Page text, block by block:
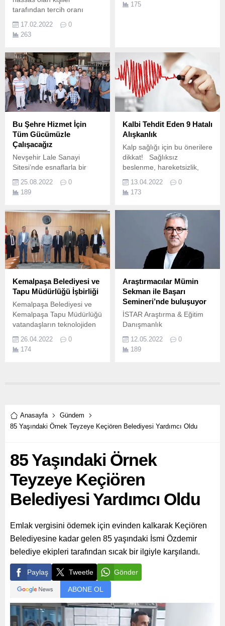
tarafından tercih oranı
17.02.2022
0
263
175
Bu Şehre Hizmet İçin
Tüm Gücümüzle
Çalışacağız
Nevşehir Lale Sanayi
Sitesi’nde esnaflarla bir
Başkanı Dr.
25.08.2022
0
189
Kalbi Tehdit Eden 9 Hatalı
Alışkanlık
Kalp sağlığı için bu önerilere
dikkat! Sağlıksız
beslenme, hareketsizlik,
bakmaksızın yaygınlaşan ve
ölüm nedenleri arasında ilk
damar hastalıklarının
yaşam tarzı ile doğrudan
ilişkili olduğunu biliyor
muydunuz? Acıbadem Dr.
13.04.2022
0
173
Kemalpaşa Belediyesi ve
Tapu Müdürlüğü İşbirliği
Kemalpaşa Belediyesi ve
Kemalpaşa Tapu Müdürlüğü
vatandaşların teknolojiden
işlerini daha kolay çözmeleri
amacıyla önemli bir
26.04.2022
0
174
Araştırmacılar Mümin
Sekman ile Başarı
Semineri’nde buluşuyor
İSTAR Araştırma & Eğitim
Danışmanlık
araştırmacılar Mümin
Sekman ile Başarı
ile İSTAR Araştırma & Eğitim
araştırmacılar ile bir araya...
12.05.2022
0
189
Anasayfa
Gündem
85 Yaşındaki Örnek Teyzeye Keçiören Belediyesi Yardımcı Oldu
85 Yaşındaki Örnek
Teyzeye Keçiören
Belediyesi Yardımcı Oldu
Emlak vergisini ödemek için evinden kalkarak Keçiören
Belediyesine kadar gelen 85 yaşındaki İsmi Özdemir
belediye ekipleri tarafından sıcak bir ilgiyle karşılandı.
Paylaş Tweetle Gönder
ABONE OL